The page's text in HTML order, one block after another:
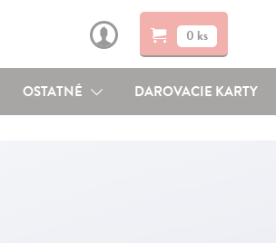
0 ks
OSTATNÉ DAROVACIE KARTY